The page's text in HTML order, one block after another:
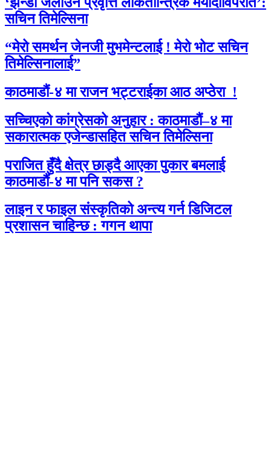
सचिन तिमेल्सिना
“मेरो समर्थन जेनजी मुभमेन्टलाई ! मेरो भोट सचिन
तिमेल्सिनालाई”
काठमाडौं-४ मा राजन भट्टराईका आठ अप्ठेरा !
सच्चिएको कांग्रेसको अनुहार : काठमाडौं–४ मा
सकारात्मक एजेन्डासहित सचिन तिमेल्सिना
पराजित हुँदै क्षेत्र छाड्दै आएका पुकार बमलाई
काठमाडौं-४ मा पनि सकस ?
लाइन र फाइल संस्कृतिको अन्त्य गर्न डिजिटल
प्रशासन चाहिन्छ : गगन थापा